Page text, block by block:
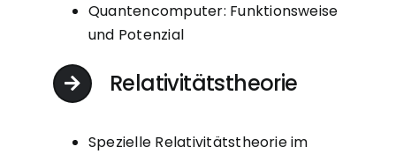
Quantencomputer: Funktionsweise
und Potenzial
Relativitätstheorie
Spezielle Relativitätstheorie im